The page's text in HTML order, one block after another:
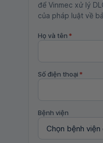
để Vinmec xử lý
của pháp luật về
Họ và tên *
Số điện thoại *
Bệnh viện